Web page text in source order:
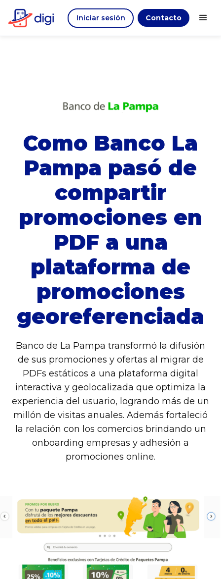
Contacto
Iniciar sesión
Como Banco La
Pampa pasó de
compartir
promociones en
PDF a una
plataforma de
promociones
georeferenciada
Banco de La Pampa transformó la difusión
de sus promociones y ofertas al migrar de
PDFs estáticos a una plataforma digital
interactiva y geolocalizada que optimiza la
experiencia del usuario, logrando más de un
millón de visitas anuales. Además fortaleció
la relación con los comercios brindando un
onboarding empresas y adhesión a
promociones online.